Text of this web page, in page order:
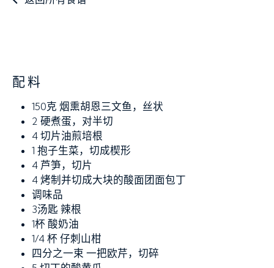
配料
150克 烟熏胡恩三文鱼，丝状
2 硬煮蛋，对半切
4 切片油煎培根
1 抱子生菜，切成楔形
4 芦笋，切片
4 烤制并切成大块的酸面团面包丁
调味品
3汤匙 辣根
1杯 酸奶油
1/4 杯 仔刺山柑
四分之一束 一把欧芹，切碎